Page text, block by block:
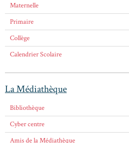
Maternelle
Primaire
Collège
Calendrier Scolaire
La Médiathèque
Bibliothèque
Cyber centre
Amis de la Médiathèque